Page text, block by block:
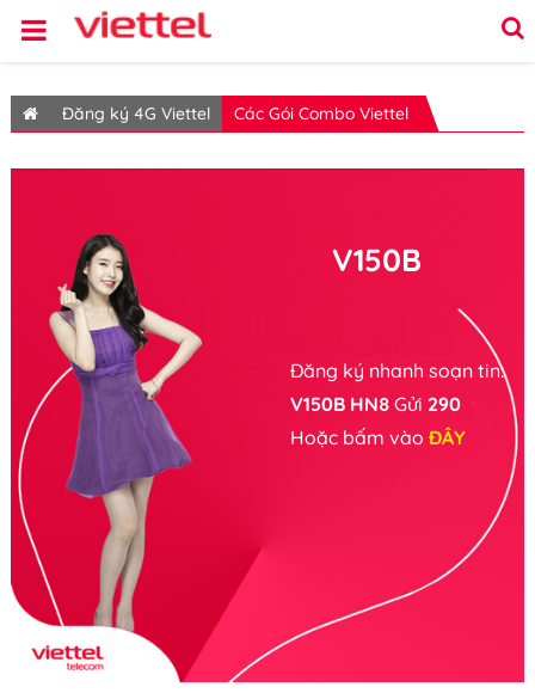
Đăng ký 4G Viettel Các Gói Combo Viettel
V150B
Đăng ký nhanh soạn tin:
V150B HN8Gửi 290
Hoặc bấm vào ĐÂY